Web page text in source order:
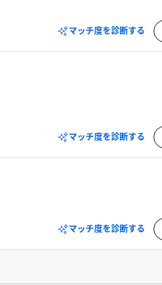
マッチ度を診断する
マッチ度を診断する
マッチ度を診断する